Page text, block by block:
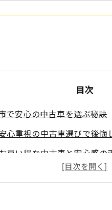
目次
で安心の中古車を選ぶ秘訣
心重視の中古車選びで後悔
お買い得な中古車と安心感の
オートオークション活用によ